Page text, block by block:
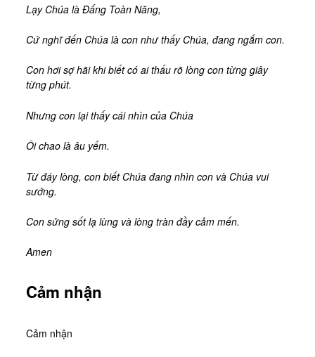
Lạy Chúa là Đấng Toàn Năng,
Cứ nghĩ đến Chúa là con như thấy Chúa, đang ngắm con.
Con hơi sợ hãi khi biết có ai thấu rõ lòng con từng giây
từng phút.
Nhưng con lại thấy cái nhìn của Chúa
Ôi chao là âu yếm.
Từ đáy lòng, con biết Chúa đang nhìn con và Chúa vui
sướng.
Con sửng sốt lạ lùng và lòng tràn đầy cảm mến.
Amen
Cảm nhận
Cảm nhận